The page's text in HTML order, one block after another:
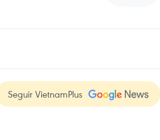
Seguir VietnamPlus